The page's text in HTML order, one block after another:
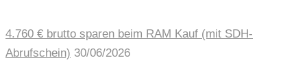
4.760 € brutto sparen beim RAM Kauf (mit SDH-
Abrufschein) 30/06/2026